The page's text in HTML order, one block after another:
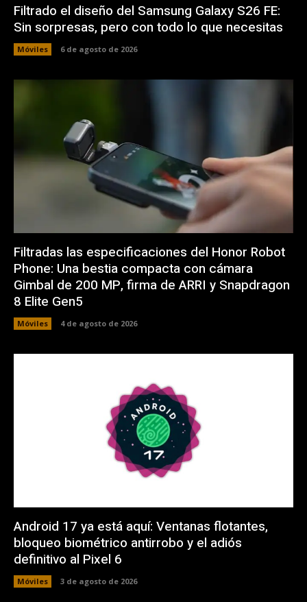
Filtrado el diseño del Samsung Galaxy S26 FE:
Sin sorpresas, pero con todo lo que necesitas
Móviles 6 de agosto de 2026
Filtradas las especificaciones del Honor Robot
Phone: Una bestia compacta con cámara
Gimbal de 200 MP, firma de ARRI y Snapdragon
8 Elite Gen5
Móviles 4 de agosto de 2026
Android 17 ya está aquí: Ventanas flotantes,
bloqueo biométrico antirrobo y el adiós
definitivo al Pixel 6
Móviles 3 de agosto de 2026